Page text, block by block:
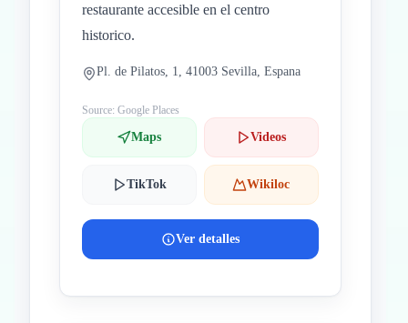
restaurante accesible en el centro
historico.
Pl. de Pilatos, 1, 41003 Sevilla, Espana
Source: Google Places
Maps Videos
TikTok Wikiloc
Ver detalles